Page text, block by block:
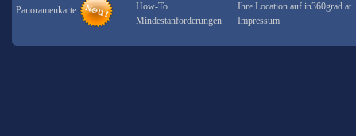
Panoramenkarte
How-To
Mindestanforderungen
Ihre Location auf in360grad.at
Impressum